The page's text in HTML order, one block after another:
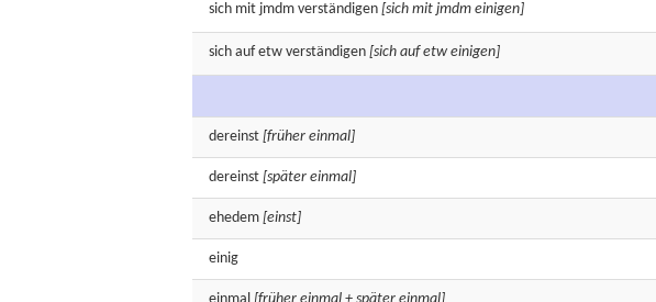
sich mit jmdm verständigen [sich mit jmdm einigen]
sich auf etw verständigen [sich auf etw einigen]
dereinst [früher einmal]
dereinst [später einmal]
ehedem [einst]
einig